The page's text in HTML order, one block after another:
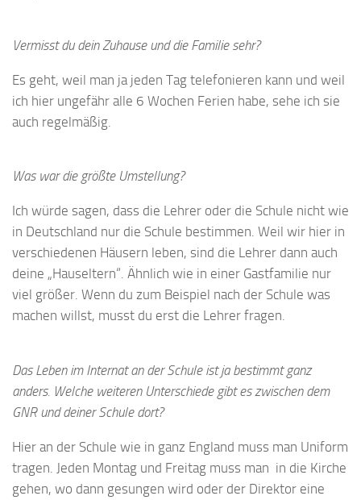
Vermisst du dein Zuhause und die Familie sehr?
Es geht, weil man ja jeden Tag telefonieren kann und weil
ich hier ungefähr alle 6 Wochen Ferien habe, sehe ich sie
auch regelmäßig.
Was war die größte Umstellung?
Ich würde sagen, dass die Lehrer oder die Schule nicht wie
in Deutschland nur die Schule bestimmen. Weil wir hier in
verschiedenen Häusern leben, sind die Lehrer dann auch
deine „Hauseltern“. Ähnlich wie in einer Gastfamilie nur
viel größer. Wenn du zum Beispiel nach der Schule was
machen willst, musst du erst die Lehrer fragen.
Das Leben im Internat an der Schule ist ja bestimmt ganz
anders. Welche weiteren Unterschiede gibt es zwischen dem
GNR und deiner Schule dort?
Hier an der Schule wie in ganz England muss man Uniform
tragen. Jeden Montag und Freitag muss man in die Kirche
gehen, wo dann gesungen wird oder der Direktor eine